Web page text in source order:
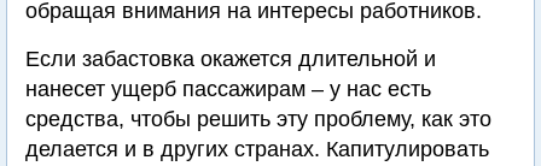
обращая внимания на интересы работников.
Если забастовка окажется длительной и
нанесет ущерб пассажирам – у нас есть
средства, чтобы решить эту проблему, как это
делается и в других странах. Капитулировать